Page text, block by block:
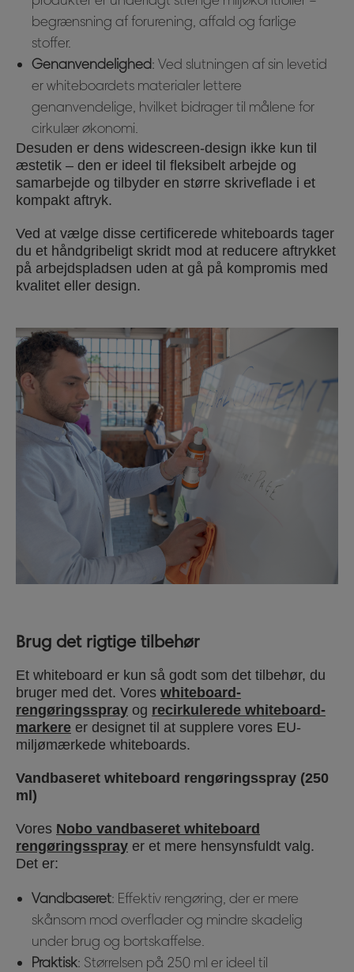
begrænsning af forurening, affald og farlige
stoffer.
Genanvendelighed: Ved slutningen af sin levetid
er whiteboardets materialer lettere
genanvendelige, hvilket bidrager til målene for
cirkulær økonomi.
Desuden er dens widescreen-design ikke kun til
æstetik – den er ideel til fleksibelt arbejde og
samarbejde og tilbyder en større skriveflade i et
kompakt aftryk.
Ved at vælge disse certificerede whiteboards tager
du et håndgribeligt skridt mod at reducere aftrykket
på arbejdspladsen uden at gå på kompromis med
kvalitet eller design.
Brug det rigtige tilbehør
Et whiteboard er kun så godt som det tilbehør, du
bruger med det. Vores whiteboard-
rengøringsspray og recirkulerede whiteboard-
markere er designet til at supplere vores EU-
miljømærkede whiteboards.
Vandbaseret whiteboard rengøringsspray (250
ml)
Vores Nobo vandbaseret whiteboard
rengøringsspray er et mere hensynsfuldt valg.
Det er:
Vandbaseret: Effektiv rengøring, der er mere
skånsom mod overflader og mindre skadelig
under brug og bortskaffelse.
Praktisk: Størrelsen på 250 ml er ideel til